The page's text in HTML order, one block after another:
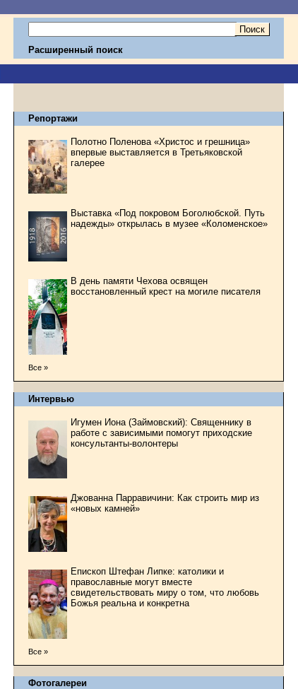
Расширенный поиск
Репортажи
Полотно Поленова «Христос и грешница»
впервые выставляется в Третьяковской
галерее
Выставка «Под покровом Боголюбской. Путь
надежды» открылась в музее «Коломенское»
В день памяти Чехова освящен
восстановленный крест на могиле писателя
Все »
Интервью
Игумен Иона (Займовский): Священнику в
работе с зависимыми помогут приходские
консультанты-волонтеры
Джованна Парравичини: Как строить мир из
«новых камней»
Епископ Штефан Липке: католики и
православные могут вместе
свидетельствовать миру о том, что любовь
Божья реальна и конкретна
Все »
Фотогалереи